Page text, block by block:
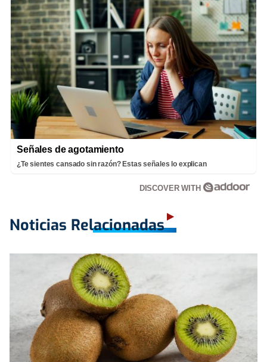
Señales de agotamiento
¿Te sientes cansado sin razón? Estas señales lo explican
DISCOVER WITH
Noticias Relacionadas